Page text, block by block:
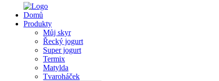
Domů
Produkty
Můj skyr
Řecký jogurt
Super jogurt
Termix
Matylda
Tvaroháček